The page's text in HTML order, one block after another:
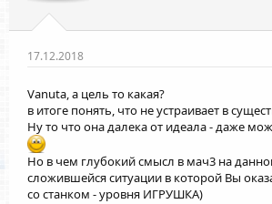
17.12.2018
Vanuta, а цель то какая?
в итоге понять, что не устраивает в
Ну то что она далека от идеала - даже
Но в чем глубокий смысл в мач3 на
сложившейся ситуации в которой Вы
со станком - уровня ИГРУШКА)